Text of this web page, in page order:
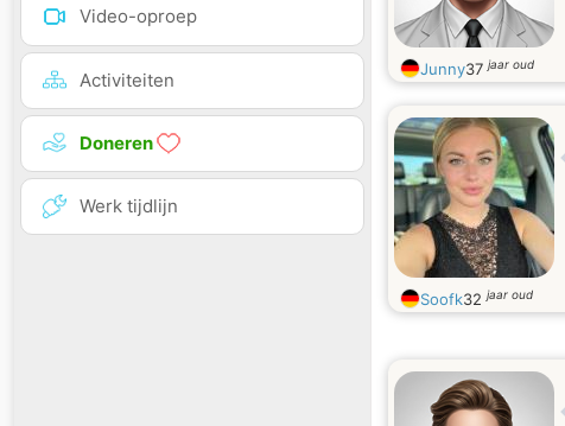
Video-oproep
Activiteiten
Doneren
Werk tijdlijn
Junny37jaar oud
Soofk32jaar oud